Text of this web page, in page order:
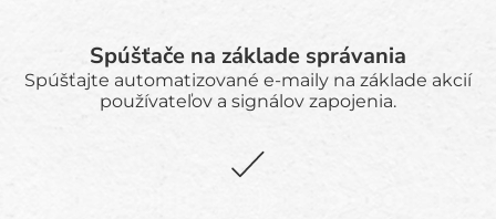
Spúšťače na základe správania
Spúšťajte automatizované e-maily na základe akcií
používateľov a signálov zapojenia.